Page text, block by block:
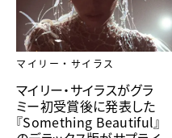
マイリー・サイラス
マイリー・サイラスがグラ
ミー初受賞後に発表した
『Something Beautiful』